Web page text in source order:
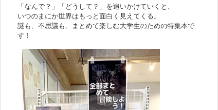
「なんで？」「どうして？」を追いかけていくと、
いつのまにか世界はもっと面白く見えてくる。
謎も、不思議も、まとめて楽しむ大学生のための特集本で
す！